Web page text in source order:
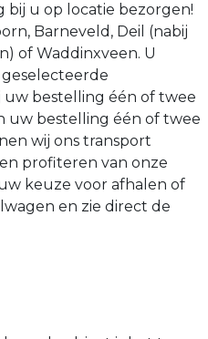
bij u op locatie bezorgen!
Barneveld, Deil (nabij
of Waddinxveen. U
bestelling één of twee
uw bestelling één of twee
wij ons transport
profiteren van onze
keuze voor afhalen of
en zie direct de